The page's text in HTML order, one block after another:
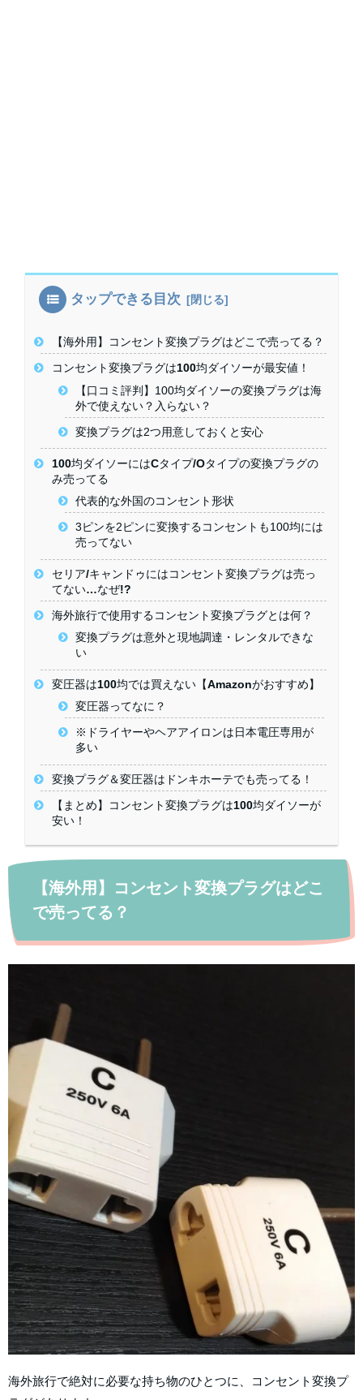
タップできる目次
【海外用】コンセント変換プラグはどこで売ってる？
コンセント変換プラグは100均ダイソーが最安値！
【口コミ評判】100均ダイソーの変換プラグは海
外で使えない？入らない？
変換プラグは2つ用意しておくと安心
100均ダイソーにはCタイプ/Oタイプの変換プラグの
み売ってる
代表的な外国のコンセント形状
3ピンを2ピンに変換するコンセントも100均には
売ってない
セリア/キャンドゥにはコンセント変換プラグは売っ
てない…なぜ!?
海外旅行で使用するコンセント変換プラグとは何？
変換プラグは意外と現地調達・レンタルできな
い
変圧器は100均では買えない【Amazonがおすすめ】
変圧器ってなに？
※ドライヤーやヘアアイロンは日本電圧専用が
多い
変換プラグ＆変圧器はドンキホーテでも売ってる！
【まとめ】コンセント変換プラグは100均ダイソーが
安い！
【海外用】コンセント変換プラグはどこ
で売ってる？
海外旅行で絶対に必要な持ち物のひとつに、コンセント変換プ